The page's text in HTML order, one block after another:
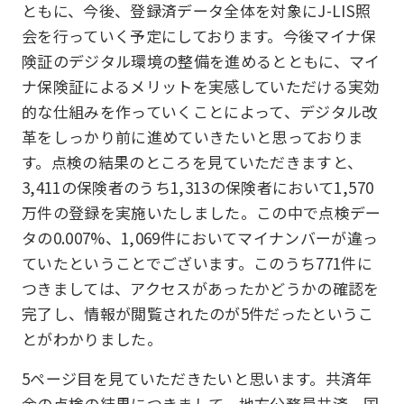
ともに、今後、登録済データ全体を対象にJ-LIS照
会を行っていく予定にしております。今後マイナ保
険証のデジタル環境の整備を進めるとともに、マイ
ナ保険証によるメリットを実感していただける実効
的な仕組みを作っていくことによって、デジタル改
革をしっかり前に進めていきたいと思っておりま
す。点検の結果のところを見ていただきますと、
3,411の保険者のうち1,313の保険者において1,570
万件の登録を実施いたしました。この中で点検デー
タの0.007%、1,069件においてマイナンバーが違っ
ていたということでございます。このうち771件に
つきましては、アクセスがあったかどうかの確認を
完了し、情報が閲覧されたのが5件だったというこ
とがわかりました。
5ページ目を見ていただきたいと思います。共済年